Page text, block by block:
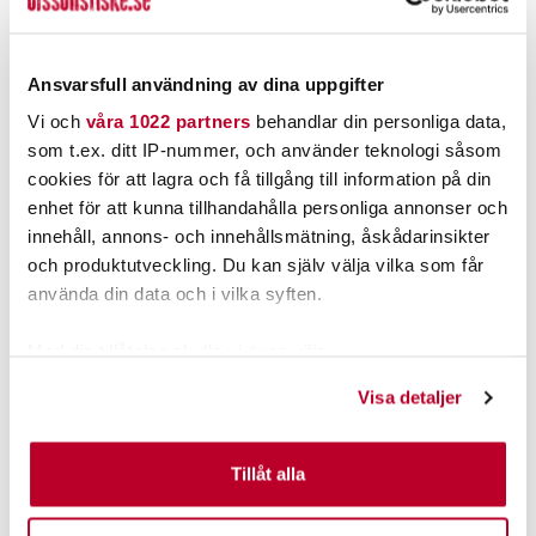
Ansvarsfull användning av dina uppgifter
Vi och våra 1022 partners behandlar din personliga data,
som t.ex. ditt IP-nummer, och använder teknologi såsom
cookies för att lagra och få tillgång till information på din
enhet för att kunna tillhandahålla personliga annonser och
innehåll, annons- och innehållsmätning, åskådarinsikter
och produktutveckling. Du kan själv välja vilka som får
använda din data och i vilka syften.
Identifiera din enhet genom att aktivt skanna den för
specifika kännetecken (fingeravtryck)
Ta reda på mer om hur dina personliga uppgifter
Visa detaljer
Tillåt alla
POPULÄRT JUST NU
Watersnake Venom SXW
Pig Hula Tiny Chatterbait